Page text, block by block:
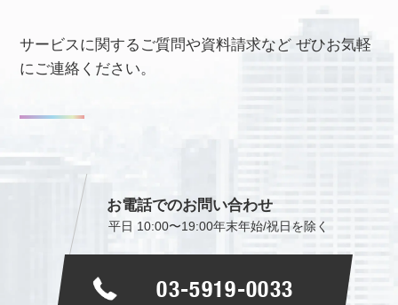
サービスに関するご質問や資料請求などぜひお気軽
にご連絡ください。
お電話でのお問い合わせ
平日 10:00〜19:00年末年始/祝日を除く
03-5919-0033